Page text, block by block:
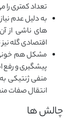
تعداد کمتری
به دلیل عدم
های ناشی از
اقتصادی گله نیز
مشکل هم خونی
پیشگیری و رفع
منفی ژنتیکی
انتقال صفات
چالش ها